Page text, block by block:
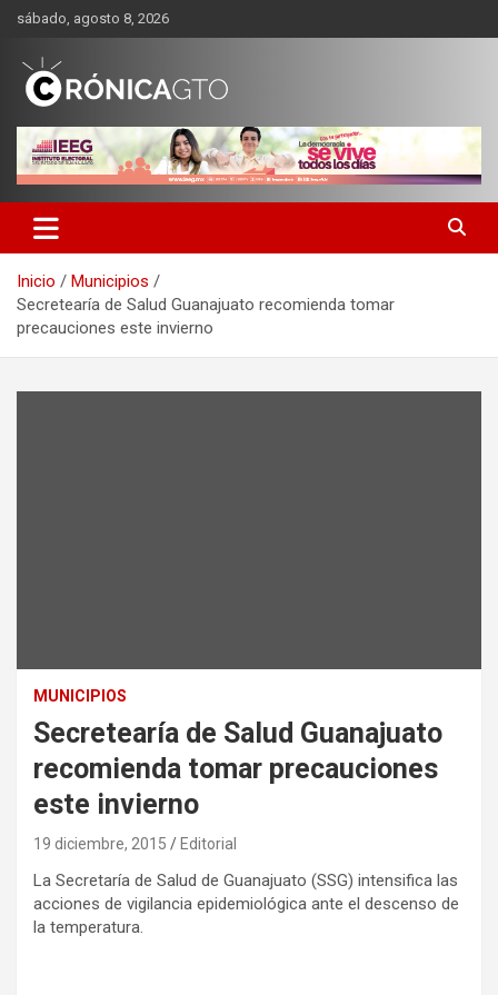
Saltar
contenido
sábado, agosto 8, 2026
CRONICA GUANAJUATO
Inicio
Municipios
Secretearía de Salud Guanajuato recomienda tomar
precauciones este invierno
MUNICIPIOS
Secretearía de Salud Guanajuato
recomienda tomar precauciones
este invierno
19 diciembre, 2015 Editorial
La Secretaría de Salud de Guanajuato (SSG) intensifica las
acciones de vigilancia epidemiológica ante el descenso de
la temperatura.